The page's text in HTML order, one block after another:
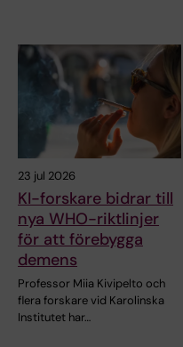
23 jul 2026
KI-forskare bidrar till
nya WHO-riktlinjer
för att förebygga
demens
Professor Miia Kivipelto och
flera forskare vid Karolinska
Institutet har…